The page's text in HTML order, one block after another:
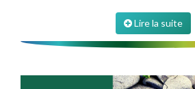
Lire la suite